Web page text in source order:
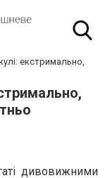
екстримально,
дивовижними